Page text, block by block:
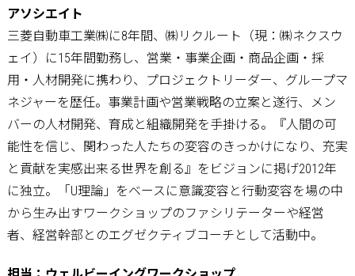
アソシエイト
三菱自動車工業㈱に8年間、㈱リクルート（現：㈱ネクスウ
ェイ）に15年間勤務し、営業・事業企画・商品企画・採
用・人材開発に携わり、プロジェクトリーダー、グループマ
ネジャーを歴任。事業計画や営業戦略の立案と遂行、メン
バーの人材開発、育成と組織開発を手掛ける。『人間の可
能性を信じ、関わった人たちの変容のきっかけになり、充実
と貢献を実感出来る世界を創る』をビジョンに掲げ2012年
に独立。「U理論」をベースに意識変容と行動変容を場の中
から生み出すワークショップのファシリテーターや経営
者、経営幹部とのエグゼクティブコーチとして活動中。